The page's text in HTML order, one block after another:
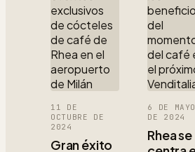
11 DE
OCTUBRE DE
2024
Gran éxito
6 DE MAYO
DE 2024
Rhea se